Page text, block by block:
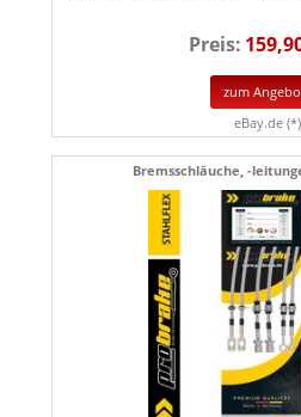
Preis:
zum
eBay.de (*)
Bremsschläuche, -